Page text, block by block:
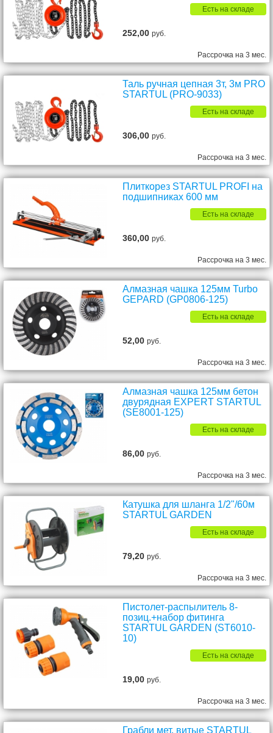
Есть на складе
252,00руб.
Рассрочка на 3 мес.
Таль ручная цепная 3т, 3м PRO
STARTUL (PRO-9033)
Есть на складе
306,00руб.
Рассрочка на 3 мес.
Плиткорез STARTUL PROFI на
подшипниках 600 мм
Есть на складе
360,00руб.
Рассрочка на 3 мес.
Алмазная чашка 125мм Turbo
GEPARD (GP0806-125)
Есть на складе
52,00руб.
Рассрочка на 3 мес.
Алмазная чашка 125мм бетон
двурядная EXPERT STARTUL
(SE8001-125)
Есть на складе
86,00руб.
Рассрочка на 3 мес.
Катушка для шланга 1/2"/60м
STARTUL GARDEN
Есть на складе
79,20руб.
Рассрочка на 3 мес.
Пистолет-распылитель 8-
позиц.+набор фитинга
STARTUL GARDEN (ST6010-
10)
Есть на складе
19,00руб.
Рассрочка на 3 мес.
Грабли мет. витые STARTUL